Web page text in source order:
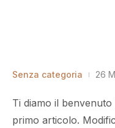
Senza categoria 26
Ti diamo il
primo articolo.